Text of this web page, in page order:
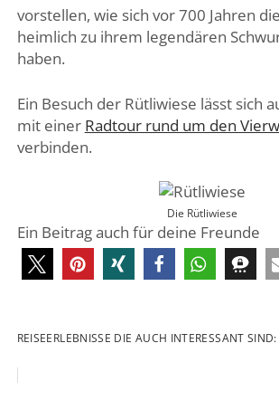
vorstellen, wie sich vor 700 Jahren
heimlich zu ihrem legendären
haben.
Ein Besuch der Rütliwiese lässt sich
mit einer Radtour rund um den
verbinden.
Die Rütliwiese
Ein Beitrag auch für deine Freunde
REISEERLEBNISSE DIE AUCH INTERESSANT SIND: